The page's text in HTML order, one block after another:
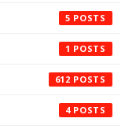
5
1
612
4